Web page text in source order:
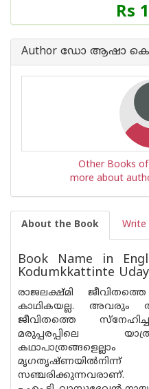
Rs
Author ഡോ ആഷാ കെ
Other
more about
About the Book Write
Book Name in
Kodumkkattinte
രാജലക്ഷ്മി
കാഥികയല്ല. അവരും
ജീവിതത്തെ
മരുപ്പരപ്പിലെ
സഞ്ചരിക്കുന്നവരാണ്.